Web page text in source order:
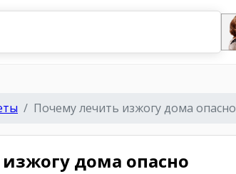
Почему лечить изжогу дома опасно
дома опасно